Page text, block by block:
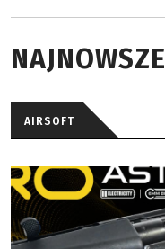
NAJNOWSZE
AIRSOFT